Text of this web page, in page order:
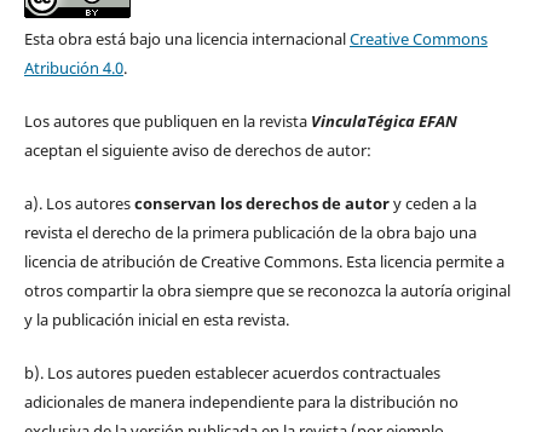
Esta obra está bajo una licencia internacionalCreative Commons
Atribución 4.0.
Los autores que publiquen en la revista VinculaTégica EFAN
aceptan el siguiente aviso de derechos de autor:
a). Los autoresconservan los derechos de autory ceden a la
revista el derecho de la primera publicación de la obra bajo una
licencia de atribución de Creative Commons. Esta licencia permite a
otros compartir la obra siempre que se reconozca la autoría original
y la publicación inicial en esta revista.
b). Los autores pueden establecer acuerdos contractuales
adicionales de manera independiente para la distribución no